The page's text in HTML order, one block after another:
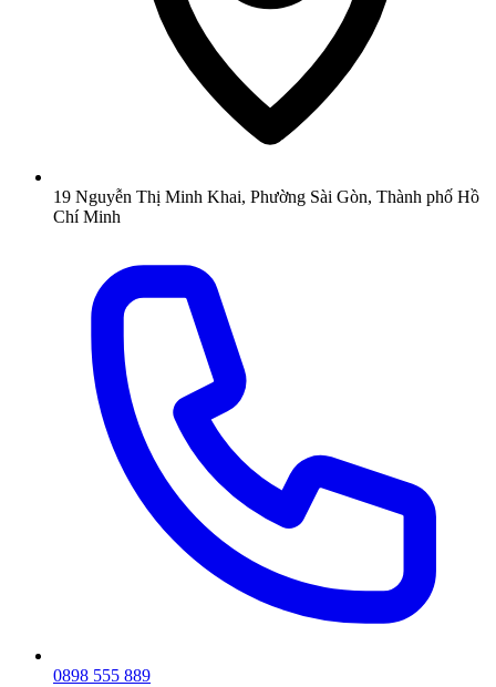
19 Nguyễn Thị Minh Khai, Phường Sài Gòn, Thành phố Hồ
Chí Minh
0898 555 889